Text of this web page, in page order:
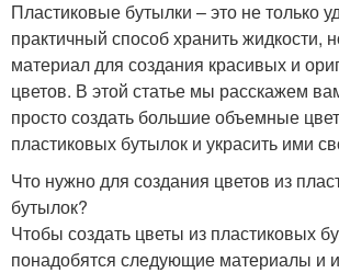
Пластиковые бутылки – это не только
практичный способ хранить жидкости,
материал для создания красивых и
цветов. В этой статье мы расскажем
просто создать большие объемные
пластиковых бутылок и украсить ими
Что нужно для создания цветов из
бутылок?
Чтобы создать цветы из пластиковых
понадобятся следующие материалы и